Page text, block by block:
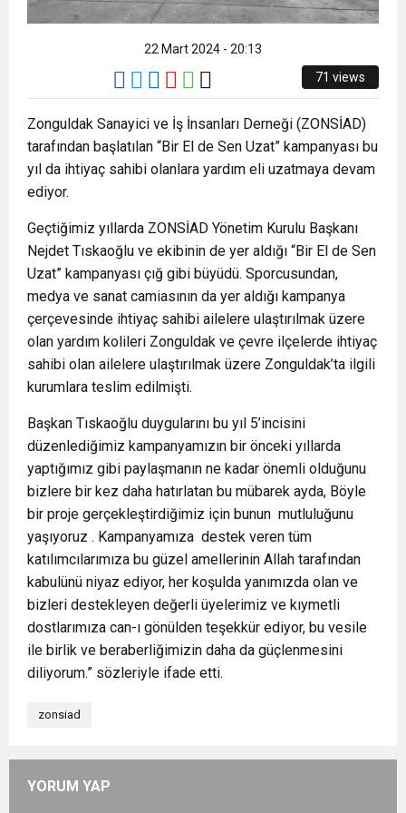
22 Mart 2024 - 20:13
71 views
Zonguldak Sanayici ve İş İnsanları Derneği (ZONSİAD)
tarafından başlatılan “Bir El de Sen Uzat” kampanyası bu
yıl da ihtiyaç sahibi olanlara yardım eli uzatmaya devam
ediyor.
Geçtiğimiz yıllarda ZONSİAD Yönetim Kurulu Başkanı
Nejdet Tıskaoğlu ve ekibinin de yer aldığı “Bir El de Sen
Uzat” kampanyası çığ gibi büyüdü. Sporcusundan,
medya ve sanat camiasının da yer aldığı kampanya
çerçevesinde ihtiyaç sahibi ailelere ulaştırılmak üzere
olan yardım kolileri Zonguldak ve çevre ilçelerde ihtiyaç
sahibi olan ailelere ulaştırılmak üzere Zonguldak’ta ilgili
kurumlara teslim edilmişti.
Başkan Tıskaoğlu duygularını bu yıl 5’incisini
düzenlediğimiz kampanyamızın bir önceki yıllarda
yaptığımız gibi paylaşmanın ne kadar önemli olduğunu
bizlere bir kez daha hatırlatan bu mübarek ayda, Böyle
bir proje gerçekleştirdiğimiz için bunun mutluluğunu
yaşıyoruz . Kampanyamıza destek veren tüm
katılımcılarımıza bu güzel amellerinin Allah tarafından
kabulünü niyaz ediyor, her koşulda yanımızda olan ve
bizleri destekleyen değerli üyelerimiz ve kıymetli
dostlarımıza can-ı gönülden teşekkür ediyor, bu vesile
ile birlik ve beraberliğimizin daha da güçlenmesini
diliyorum.” sözleriyle ifade etti.
zonsiad
YORUM YAP